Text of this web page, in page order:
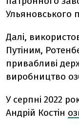
Ульяновського
Далі,
Путіним,
привабливі
виробництво
У серпні 2022
Андрій Костін